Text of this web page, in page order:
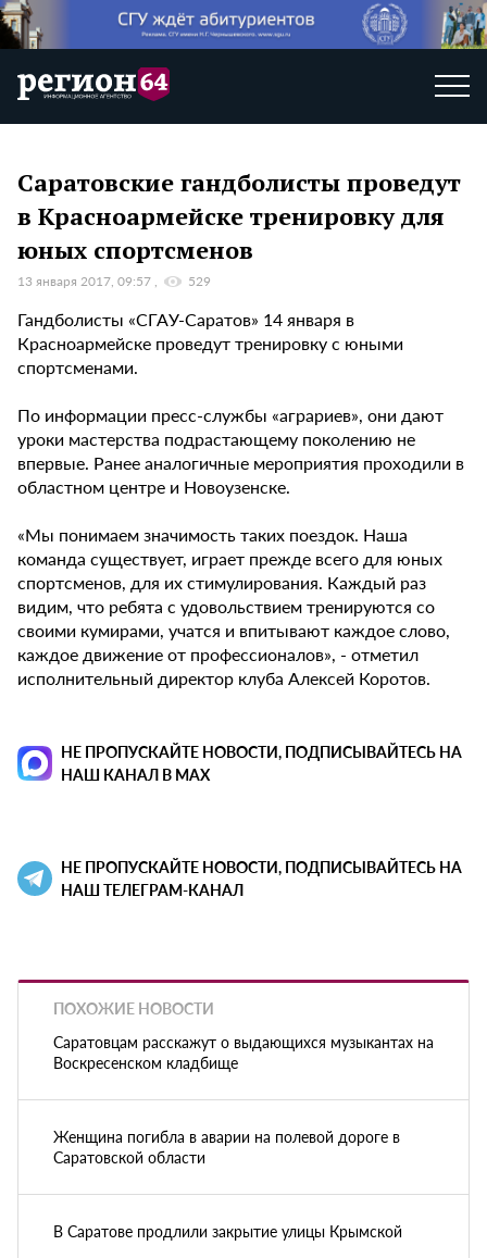
Саратовские гандболисты проведут
в Красноармейске тренировку для
юных спортсменов
13 января 2017, 09:57 529
Гандболисты «СГАУ-Саратов» 14 января в
Красноармейске проведут тренировку с юными
спортсменами.
По информации пресс-службы «аграриев», они дают
уроки мастерства подрастающему поколению не
впервые. Ранее аналогичные мероприятия проходили в
областном центре и Новоузенске.
«Мы понимаем значимость таких поездок. Наша
команда существует, играет прежде всего для юных
спортсменов, для их стимулирования. Каждый раз
видим, что ребята с удовольствием тренируются со
своими кумирами, учатся и впитывают каждое слово,
каждое движение от профессионалов», - отметил
исполнительный директор клуба Алексей Коротов.
НЕ ПРОПУСКАЙТЕ НОВОСТИ, ПОДПИСЫВАЙТЕСЬ НА
НАШ КАНАЛ В MAX
НЕ ПРОПУСКАЙТЕ НОВОСТИ, ПОДПИСЫВАЙТЕСЬ НА
НАШ ТЕЛЕГРАМ-КАНАЛ
ПОХОЖИЕ НОВОСТИ
Саратовцам расскажут о выдающихся музыкантах на
Воскресенском кладбище
Женщина погибла в аварии на полевой дороге в
Саратовской области
В Саратове продлили закрытие улицы Крымской